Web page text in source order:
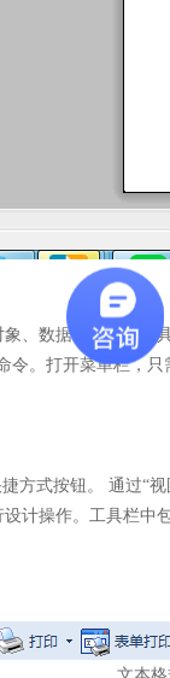
、数据、排列、
令。打开菜单栏，
方式按钮。 通过“
计操作。工具栏中